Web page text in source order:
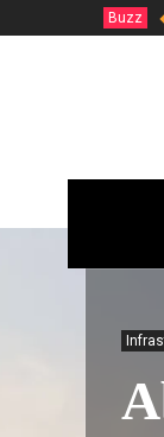
Buzz